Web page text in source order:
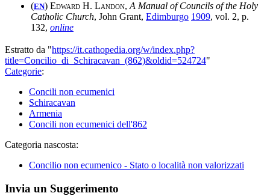
(EN) Edward H. Landon,A Manual of Councils of the Holy
Catholic Church, John Grant, Edimburgo 1909, vol. 2, p.
132, online
Estratto da "https://it.cathopedia.org/w/index.php?
title=Concilio_di_Schiracavan_(862)&oldid=524724"
Categorie:
Concili non ecumenici
Schiracavan
Armenia
Concili non ecumenici dell'862
Categoria nascosta:
Concilio non ecumenico - Stato o località non valorizzati
Invia un Suggerimento